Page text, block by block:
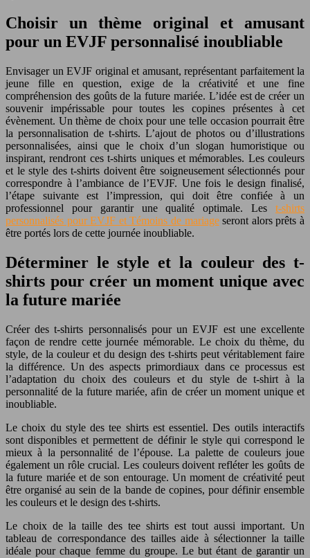
Choisir un thème original et amusant
pour un EVJF personnalisé inoubliable
Envisager un EVJF original et amusant, représentant parfaitement la
jeune fille en question, exige de la créativité et une fine
compréhension des goûts de la future mariée. L’idée est de créer un
souvenir impérissable pour toutes les copines présentes à cet
évènement. Un thème de choix pour une telle occasion pourrait être
la personnalisation de t-shirts. L’ajout de photos ou d’illustrations
personnalisées, ainsi que le choix d’un slogan humoristique ou
inspirant, rendront ces t-shirts uniques et mémorables. Les couleurs
et le style des t-shirts doivent être soigneusement sélectionnés pour
correspondre à l’ambiance de l’EVJF. Une fois le design finalisé,
l’étape suivante est l’impression, qui doit être confiée à un
professionnel pour garantir une qualité optimale. Les t-shirts
personnalisés pour EVJF et Témoins de mariageseront alors prêts à
être portés lors de cette journée inoubliable.
Déterminer le style et la couleur des t-
shirts pour créer un moment unique avec
la future mariée
Créer des t-shirts personnalisés pour un EVJF est une excellente
façon de rendre cette journée mémorable. Le choix du thème, du
style, de la couleur et du design des t-shirts peut véritablement faire
la différence. Un des aspects primordiaux dans ce processus est
l’adaptation du choix des couleurs et du style de t-shirt à la
personnalité de la future mariée, afin de créer un moment unique et
inoubliable.
Le choix du style des tee shirts est essentiel. Des outils interactifs
sont disponibles et permettent de définir le style qui correspond le
mieux à la personnalité de l’épouse. La palette de couleurs joue
également un rôle crucial. Les couleurs doivent refléter les goûts de
la future mariée et de son entourage. Un moment de créativité peut
être organisé au sein de la bande de copines, pour définir ensemble
les couleurs et le design des t-shirts.
Le choix de la taille des tee shirts est tout aussi important. Un
tableau de correspondance des tailles aide à sélectionner la taille
idéale pour chaque femme du groupe. Le but étant de garantir un